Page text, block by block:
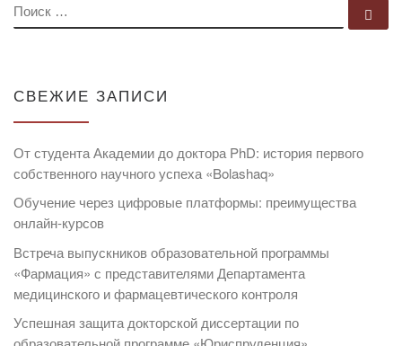
ПОИСК
СВЕЖИЕ ЗАПИСИ
От студента Академии до доктора PhD: история первого
собственного научного успеха «Bolashaq»
Обучение через цифровые платформы: преимущества
онлайн-курсов
Встреча выпускников образовательной программы
«Фармация» с представителями Департамента
медицинского и фармацевтического контроля
Успешная защита докторской диссертации по